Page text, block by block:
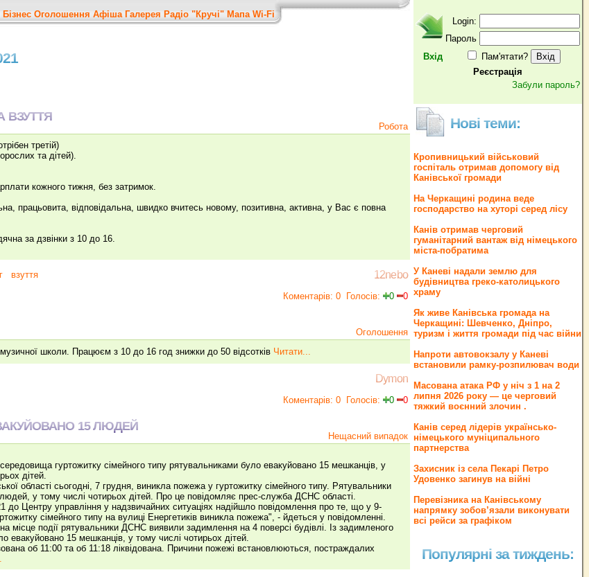
Бізнес Оголошення Афіша Галерея Радіо "Кручі" Мапа Wi-Fi
ВЗУТТЯ
Робота
третій)
та дітей).
кожного тижня, без затримок.
працьовита, відповідальна, швидко вчитесь новому, позитивна, активна, у Вас є повна
за дзвінки з 10 до 16.
взуття 12nebo
Коментарів: 0 Голосів: 0 0
Оголошення
школи. Працюєм з 10 до 16 год знижки до 50 відсотків Читати...
Dymon
Коментарів: 0 Голосів: 0 0
15 ЛЮДЕЙ
Нещасний випадок
середовища гуртожитку сімейного типу рятувальниками було евакуйовано 15 мешканців, у
дітей.
області сьогодні, 7 грудня, виникла пожежа у гуртожитку сімейного типу. Рятувальники
у тому числі чотирьох дітей. Про це повідомляє прес-служба ДСНС області.
до Центру управління у надзвичайних ситуаціях надійшло повідомлення про те, що у 9-
сімейного типу на вулиці Енергетиків виникла пожежа", - йдеться у повідомленні.
місце події рятувальники ДСНС виявили задимлення на 4 поверсі будівлі. Із задимленого
евакуйовано 15 мешканців, у тому числі чотирьох дітей.
об 11:00 та об 11:18 ліквідована. Причини пожежі встановлюються, постраждалих
Вхід
Login:
Пароль
Пам'ятати?
Реєстрація
Забули пароль?
Нові теми:
Кропивницький військовий
госпіталь отримав допомогу від
Канівської громади
На Черкащині родина веде
господарство на хуторі серед лісу
Канів отримав черговий
гуманітарний вантаж від німецького
міста-побратима
У Каневі надали землю для
будівництва греко‐католицького
храму
Як живе Канівська громада на
Черкащині: Шевченко, Дніпро,
туризм і життя громади під час війни
Напроти автовокзалу у Каневі
встановили рамку-розпилювач води
Масована атака РФ у ніч з 1 на 2
липня 2026 року — це черговий
тяжкий воєнний злочин .
Канів серед лідерів українсько-
німецького муніципального
партнерства
Захисник із села Пекарі Петро
Удовенко загинув на війні
Перевізника на Канівському
напрямку зобов’язали виконувати
всі рейси за графіком
Популярні за тиждень: